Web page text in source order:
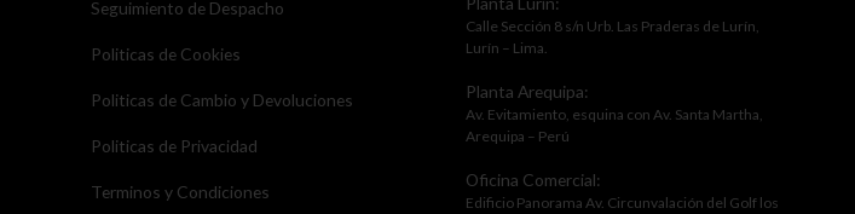
Seguimiento de Despacho
Politicas de Cookies
Politicas de Cambio y Devoluciones
Politicas de Privacidad
Terminos y Condiciones
Calle Sección 8 s/n Urb. Las Praderas de Lurín,
Lurín – Lima.
Planta Arequipa:
Av. Evitamiento, esquina con Av. Santa Martha,
Arequipa – Perú
Oficina Comercial:
Edificio Panorama Av. Circunvalación del Golf los